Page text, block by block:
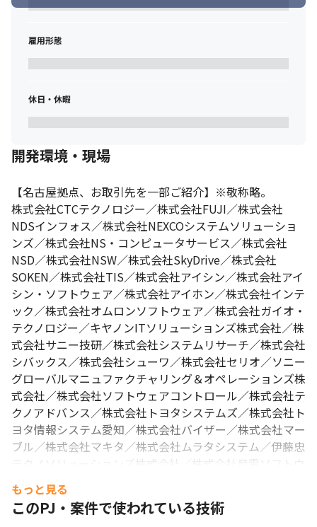
専門性や実績を持つエンジニアを対象に、担当案件で生み出した
正社員としての安心感を持ちながら、フリーランスのように自身
収入アップを目指せる環境を提供しています。（規定あり）
雇用形態
休日・休暇
開発環境・現場
【名古屋拠点、お取引先を一部ご紹介】※敬称略。
株式会社CTCテクノロジー／株式会社FUJI／株式会社
NDSインフォス／株式会社NEXCOシステムソリューショ
ンズ／株式会社NS・コンピュータサービス／株式会社
NSD／株式会社NSW／株式会社SkyDrive／株式会社
SOKEN／株式会社TIS／株式会社アイシン／株式会社アイ
シン・ソフトウェア／株式会社アイホン／株式会社インテ
ック／株式会社オムロンソフトウェア／株式会社ガイオ・
テクノロジー／キヤノンITソリューションズ株式会社／株
式会社サニー技研／株式会社システムリサーチ／株式会社
シバックス／株式会社シューワ／株式会社セリオ／ソニー
グローバルマニュファクチャリング＆オペレーションズ株
式会社／株式会社ソフトウェアコントロール／株式会社テ
クノアドバンス／株式会社トヨタシステムズ／株式会社ト
ヨタ情報システム愛知／株式会社バイザー／株式会社マー
ブル／株式会社マキタ／株式会社ムラタシステム／伊藤忠
テクノソリューションズ株式会社／株式会社月電ソフトウ
ェア／三菱電機ソフトウエア株式会社／住電通信エンジニ
アリング株式会社／住友電工情報システム株式会社／株式
会社川重岐阜エンジニアリング／村田機械株式会社／株式
もっと見る
このPJ・案件で使われている技術